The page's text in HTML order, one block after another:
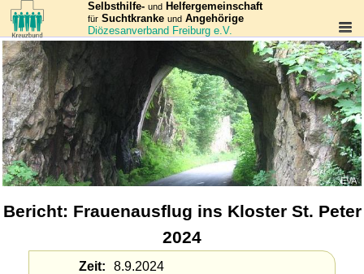
Selbsthilfe- und Helfergemeinschaft
für Suchtkranke und Angehörige
Diözesanverband Freiburg e.V.
EVA
Bericht: Frauenausflug ins Kloster St. Peter
2024
Zeit
8.9.2024